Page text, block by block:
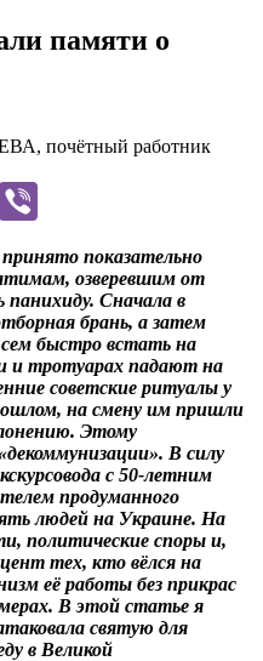
памяти о
почётный работник
показательно
озверевшим от
панихиду. Сначала в
брань, а затем
быстро встать на
и тротуарах падают на
советские ритуалы у
на смену им пришли
Этому
В силу
с 50-летним
продуманного
людей на Украине. На
политические споры и,
тех, кто вёлся на
её работы без прикрас
В этой статье я
святую для
в Великой